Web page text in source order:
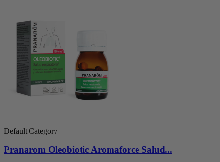
Default Category
Pranarom Oleobiotic Aromaforce Salud...